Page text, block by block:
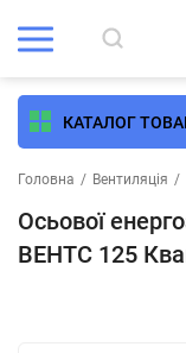
КАТАЛОГ
Головна / Вентиляція /
Осьової
ВЕНТС 125